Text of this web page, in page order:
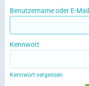
Benutzername oder E-
Kennwort
Kennwort vergessen